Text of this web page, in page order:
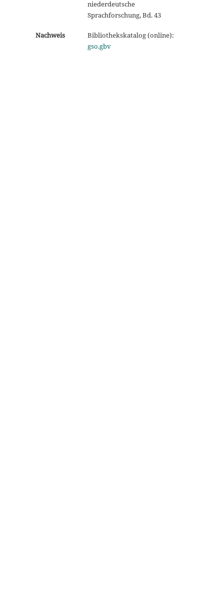
niederdeutsche
Sprachforschung, Bd. 43
Nachweis
Bibliothekskatalog (online):
gso.gbv